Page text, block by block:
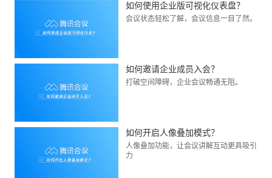
如何使用企业版可视化仪表盘？
会议状态轻松了解，会议信息一目了然。
如何邀请企业成员入会？
打破空间障碍，企业会议畅通无阻。
如何开启人像叠加模式？
人像叠加功能，让会议讲解互动更具吸引
力